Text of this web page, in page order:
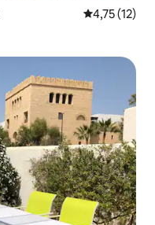
4,75 (12)